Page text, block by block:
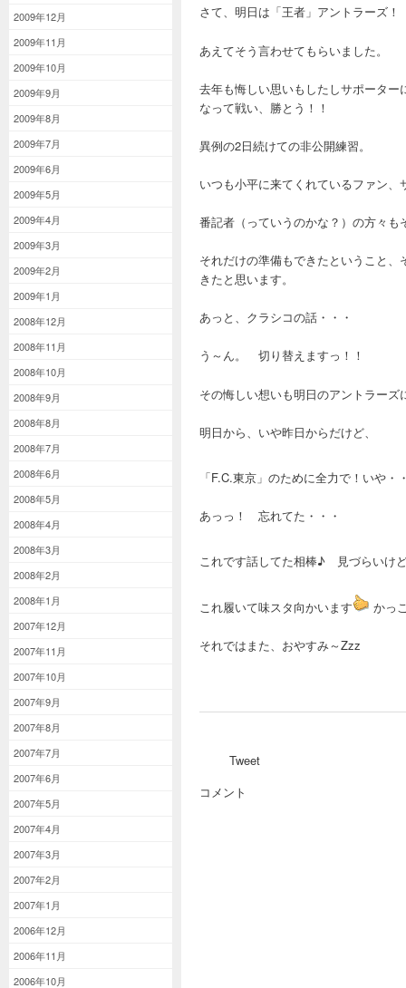
2009年12月
2009年11月
2009年10月
2009年9月
2009年8月
2009年7月
2009年6月
2009年5月
2009年4月
2009年3月
2009年2月
2009年1月
2008年12月
2008年11月
2008年10月
2008年9月
2008年8月
2008年7月
2008年6月
2008年5月
2008年4月
2008年3月
2008年2月
2008年1月
2007年12月
2007年11月
2007年10月
2007年9月
2007年8月
2007年7月
2007年6月
2007年5月
2007年4月
2007年3月
2007年2月
2007年1月
2006年12月
2006年11月
2006年10月
さて、明日は「王者」アントラーズ！
あえてそう言わせてもらいました。
去年も悔しい思いもしたしサポータ
なって戦い、勝とう！！
異例の2日続けての非公開練習。
いつも小平に来てくれているファン
番記者（っていうのかな？）の方々
それだけの準備もできたということ
きたと思います。
あっと、クラシコの話・・・
う～ん。 切り替えますっ！！
その悔しい想いも明日のアントラーズ
明日から、いや昨日からだけど、
「F.C.東京」のために全力で！いや
あっっ！ 忘れてた・・・
これです話してた相棒♪ 見づらいけ
これ履いて味スタ向かいます かっ
それではまた、おやすみ～Zzz
Tweet
コメント